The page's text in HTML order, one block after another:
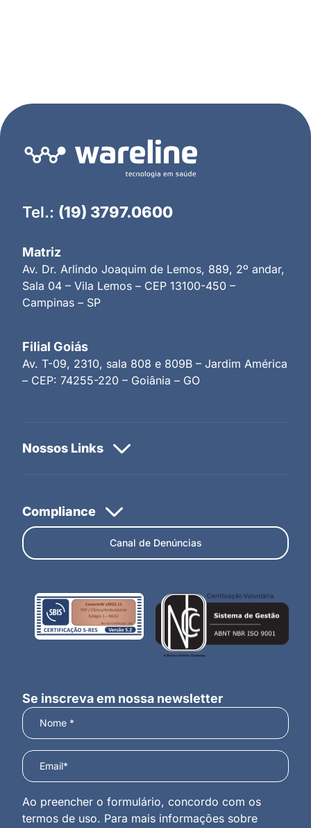
Tel.: (19) 3797.0600
Matriz
Av. Dr. Arlindo Joaquim de Lemos, 889, 2º andar,
Sala 04 – Vila Lemos – CEP 13100-450 –
Campinas – SP
Filial Goiás
Av. T-09, 2310, sala 808 e 809B – Jardim América
– CEP: 74255-220 – Goiânia – GO
Canal de Denúncias
Se inscreva em nossa newsletter
Ao preencher o formulário, concordo com os
termos de uso. Para mais informações sobre